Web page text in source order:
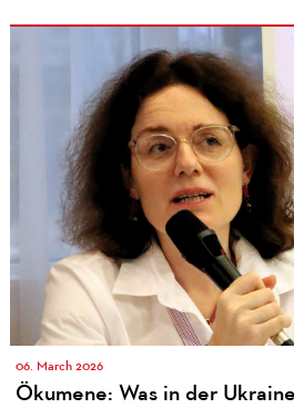
06. March 2026
Ökumene: Was in der